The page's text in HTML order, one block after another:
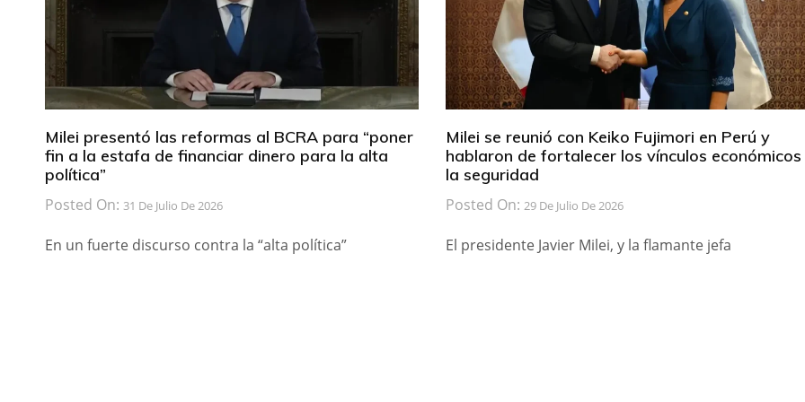
Milei presentó las reformas al BCRA para “poner
fin a la estafa de financiar dinero para la alta
política”
Posted On: 31 De Julio De 2026
En un fuerte discurso contra la “alta política”
Milei se reunió con Keiko Fujimori en Perú y
hablaron de fortalecer los vínculos
la seguridad
Posted On: 29 De Julio De 2026
El presidente Javier Milei, y la flamante jefa